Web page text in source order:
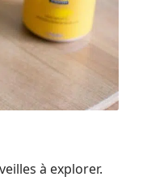
à explorer.